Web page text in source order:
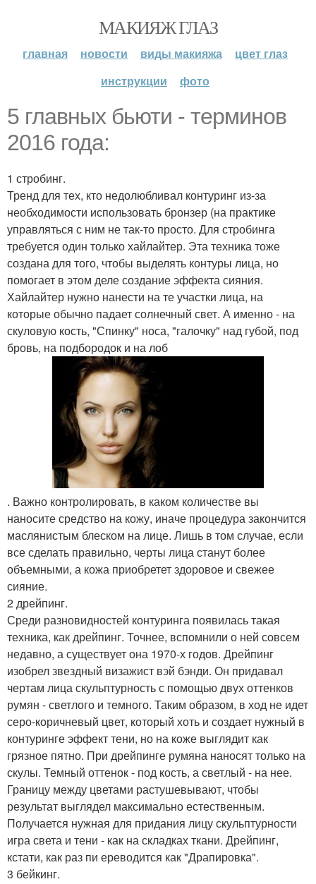
МАКИЯЖ ГЛАЗ
главная новости виды макияжа
цвет глаз
инструкции
фото
5 главных бьюти - терминов
2016 года:
1 стробинг.
Тренд для тех, кто недолюбливал контуринг из-за
необходимости использовать бронзер (на практике
управляться с ним не так-то просто. Для стробинга
требуется один только хайлайтер. Эта техника тоже
создана для того, чтобы выделять контуры лица, но
помогает в этом деле создание эффекта сияния.
Хайлайтер нужно нанести на те участки лица, на
которые обычно падает солнечный свет. А именно - на
скуловую кость, "Спинку" носа, "галочку" над губой, под
бровь, на подбородок и на лоб
. Важно контролировать, в каком количестве вы
наносите средство на кожу, иначе процедура закончится
маслянистым блеском на лице. Лишь в том случае, если
все сделать правильно, черты лица станут более
объемными, а кожа приобретет здоровое и свежее
сияние.
2 дрейпинг.
Среди разновидностей контуринга появилась такая
техника, как дрейпинг. Точнее, вспомнили о ней совсем
недавно, а существует она 1970-х годов. Дрейпинг
изобрел звездный визажист вэй бэнди. Он придавал
чертам лица скульптурность с помощью двух оттенков
румян - светлого и темного. Таким образом, в ход не идет
серо-коричневый цвет, который хоть и создает нужный в
контуринге эффект тени, но на коже выглядит как
грязное пятно. При дрейпинге румяна наносят только на
скулы. Темный оттенок - под кость, а светлый - на нее.
Границу между цветами растушевывают, чтобы
результат выглядел максимально естественным.
Получается нужная для придания лицу скульптурности
игра света и тени - как на складках ткани. Дрейпинг,
кстати, как раз пи ереводится как "Драпировка".
3 бейкинг.